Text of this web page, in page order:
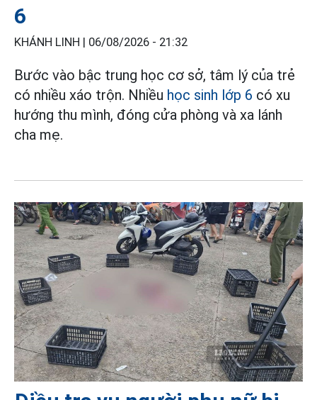
6
KHÁNH LINH | 06/08/2026 - 21:32
Bước vào bậc trung học cơ sở, tâm lý của trẻ
có nhiều xáo trộn. Nhiều học sinh lớp 6 có xu
hướng thu mình, đóng cửa phòng và xa lánh
cha mẹ.